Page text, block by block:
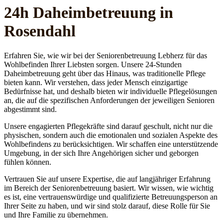
24h Daheim­betreuung in
Rosendahl
Erfahren Sie, wie wir bei der Seniorenbetreuung Lebherz für das
Wohlbefinden Ihrer Liebsten sorgen. Unsere 24-Stunden
Daheimbetreuung geht über das Hinaus, was traditionelle Pflege
bieten kann. Wir verstehen, dass jeder Mensch einzigartige
Bedürfnisse hat, und deshalb bieten wir individuelle Pflegelösungen
an, die auf die spezifischen Anforderungen der jeweiligen Senioren
abgestimmt sind.
Unsere engagierten Pflegekräfte sind darauf geschult, nicht nur die
physischen, sondern auch die emotionalen und sozialen Aspekte des
Wohlbefindens zu berücksichtigen. Wir schaffen eine unterstützende
Umgebung, in der sich Ihre Angehörigen sicher und geborgen
fühlen können.
Vertrauen Sie auf unsere Expertise, die auf langjähriger Erfahrung
im Bereich der Seniorenbetreuung basiert. Wir wissen, wie wichtig
es ist, eine vertrauenswürdige und qualifizierte Betreuungsperson an
Ihrer Seite zu haben, und wir sind stolz darauf, diese Rolle für Sie
und Ihre Familie zu übernehmen.